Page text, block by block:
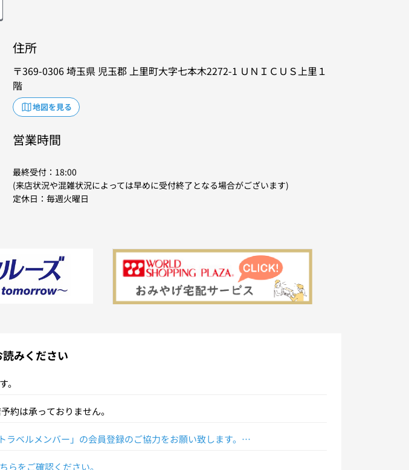
住所
369-0306埼玉県 児玉郡上里町大字七本木2272-1 ＵＮＩＣＵＳ上里１
階
地図を見る
営業時間
最終受付：18:00
(来店状況や混雑状況によっては早めに受付終了となる場合がございます)
定休日：毎週火曜日
みください
。
約は承っておりません。
ベルメンバー」の会員登録のご協力をお願い致します。
らをご確認ください。